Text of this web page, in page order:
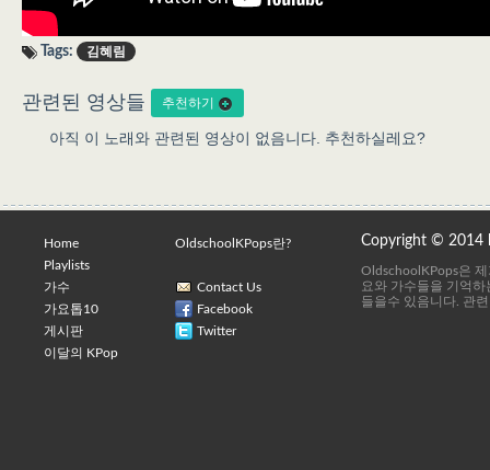
Tags: 김혜림
관련된 영상들 추천하기
아직 이 노래와 관련된 영상이 없음니다. 추천하실레요?
Home
Playlists
가수
가요톱10
게시판
이달의 KPop
OldschoolKPops란?
Contact Us
Facebook
Twitter
Copyright © 2014
OldschoolKPops은
요와 가수들을 기억
들을수 있음니다. 관